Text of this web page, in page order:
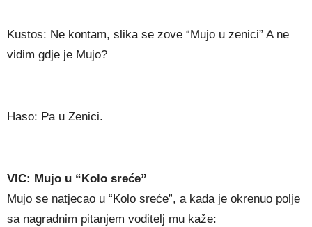
Kustos: Ne kontam, slika se zove “Mujo u zenici” A ne
vidim gdje je Mujo?
Haso: Pa u Zenici.
VIC: Mujo u “Kolo sreće”
Mujo se natjecao u “Kolo sreće”, a kada je okrenuo polje
sa nagradnim pitanjem voditelj mu kaže: